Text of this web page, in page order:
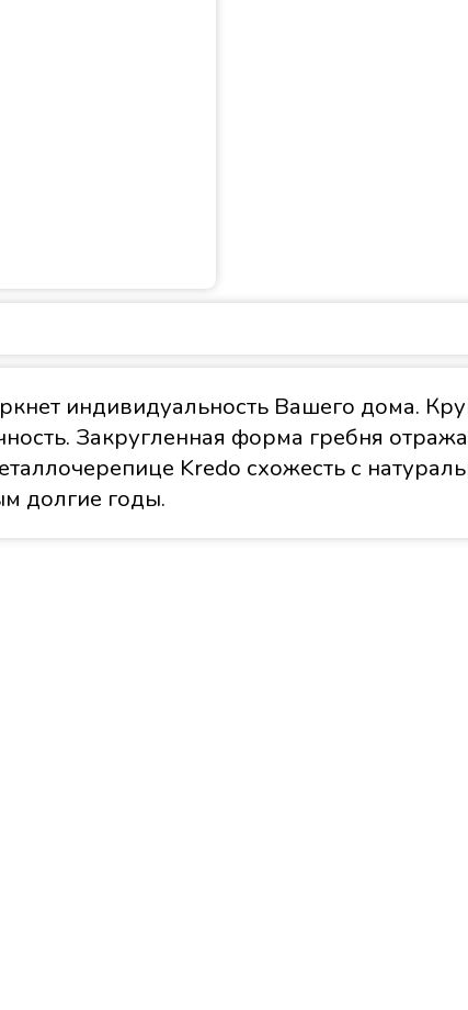
индивидуальность Вашего дома.
Закругленная форма гребня
Kredo схожесть с
долгие годы.